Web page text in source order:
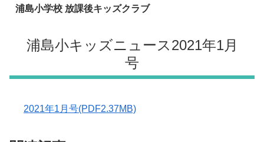
浦島小学校 放課後キッズクラブ
浦島小キッズニュース2021年1月
号
2021年1月号(PDF2.37MB)